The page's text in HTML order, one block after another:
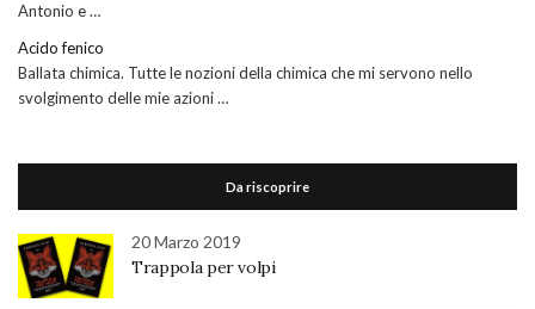
Antonio e …
Acido fenico
Ballata chimica. Tutte le nozioni della chimica che mi servono nello
svolgimento delle mie azioni …
Da riscoprire
20 Marzo 2019
Trappola per volpi